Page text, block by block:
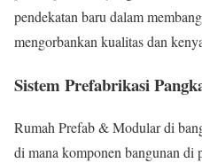
pendekatan baru dalam
mengorbankan kualitas dan
Sistem Prefabrikasi
Rumah Prefab & Modular di
di mana komponen bangunan